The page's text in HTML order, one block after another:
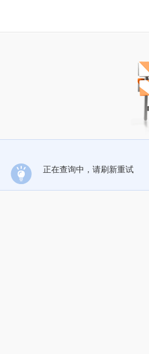
正在查询中，请刷新重试